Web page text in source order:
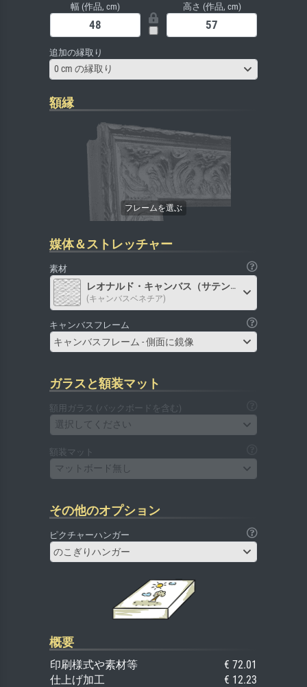
幅 (作品, cm) 高さ (作品, cm)
追加の縁取り
0 cm の縁取り
額縁
媒体＆ストレッチャー
素材
レオナルド・キャンバス（サテン）
(キャンバスベネチア)
キャンバスフレーム
キャンバスフレーム - 側面に鏡像
ガラスと額装マット
額用ガラス (バックボードを含む)
選択してください
額装マット
マットボード無し
その他のオプション
ピクチャーハンガー
のこぎりハンガー
概要
印刷様式や素材等
€ 72.01
仕上げ加工
€ 12.23